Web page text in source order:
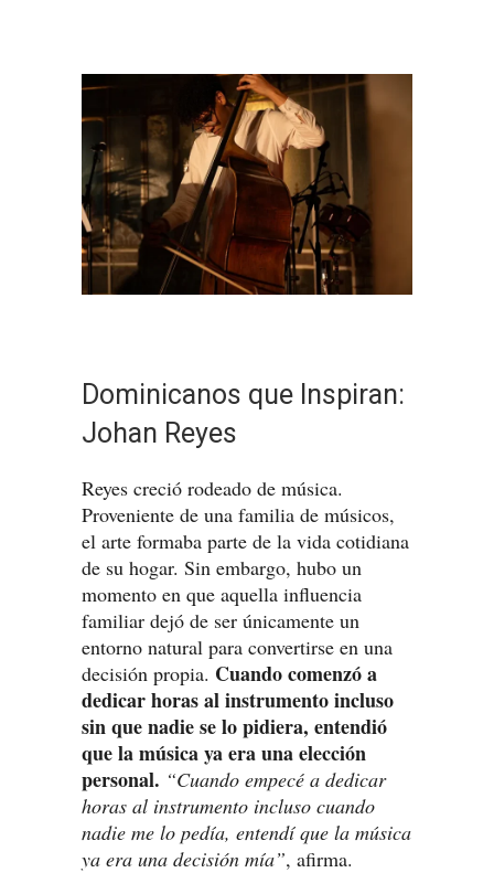
Dominicanos que Inspiran:
Johan Reyes
Reyes creció rodeado de música.
Proveniente de una familia de músicos,
el arte formaba parte de la vida cotidiana
de su hogar. Sin embargo, hubo un
momento en que aquella influencia
familiar dejó de ser únicamente un
entorno natural para convertirse en una
decisión propia. Cuando comenzó a
dedicar horas al instrumento incluso
sin que nadie se lo pidiera, entendió
que la música ya era una elección
personal. “Cuando empecé a dedicar
horas al instrumento incluso cuando
nadie me lo pedía, entendí que la música
ya era una decisión mía”, afirma.